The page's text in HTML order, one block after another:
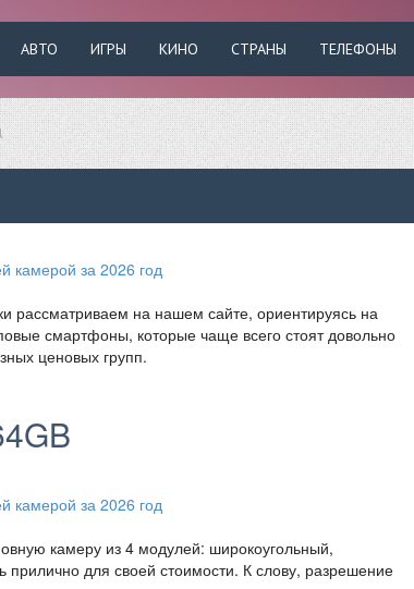
АВТО ИГРЫ КИНО СТРАНЫ ТЕЛЕФОНЫ
на нашем сайте, ориентируясь на
смартфоны, которые чаще всего стоят довольно
ценовых групп.
камеру из 4 модулей: широкоугольный,
для своей стоимости. К слову, разрешение